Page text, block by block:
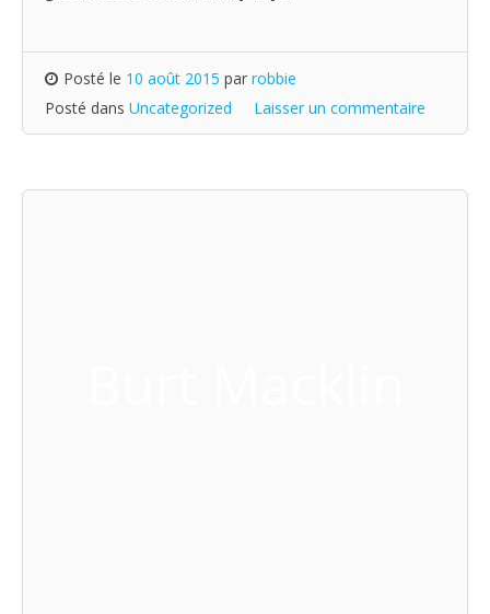
Posté le 10 août 2015 par robbie
Posté dans Uncategorized Laisser un commentaire